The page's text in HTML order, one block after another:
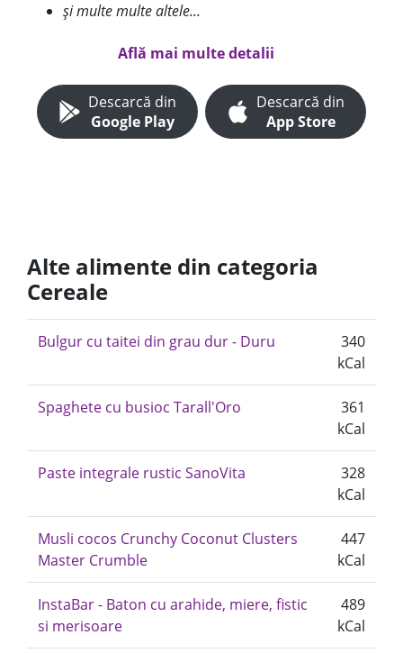
și multe multe altele...
Află mai multe detalii
Descarcă din
Google Play
Descarcă din
App Store
Alte alimente din categoria
Cereale
Bulgur cu taitei din grau dur - Duru
340
kCal
Spaghete cu busioc Tarall'Oro
361
kCal
Paste integrale rustic SanoVita
328
kCal
Musli cocos Crunchy Coconut Clusters
Master Crumble
447
kCal
InstaBar - Baton cu arahide, miere, fistic
si merisoare
489
kCal